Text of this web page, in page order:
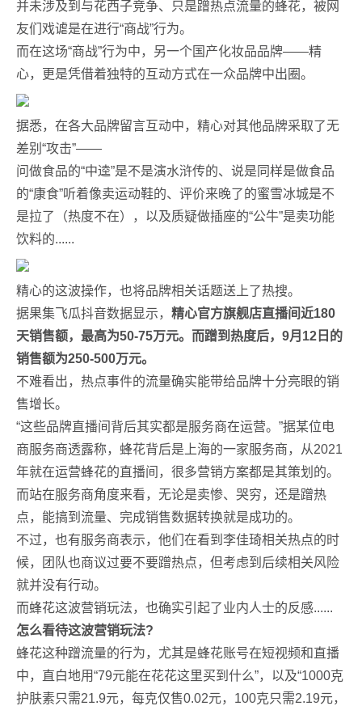
并未涉及到与花西子竞争、只是蹭热点流量的蜂花，被网
友们戏谑是在进行“商战”行为。
而在这场“商战”行为中，另一个国产化妆品品牌——精
心，更是凭借着独特的互动方式在一众品牌中出圈。
据悉，在各大品牌留言互动中，精心对其他品牌采取了无
差别“攻击”——
问做食品的“中逵”是不是演水浒传的、说是同样是做食品
的“康食”听着像卖运动鞋的、评价来晚了的蜜雪冰城是不
是拉了（热度不在），以及质疑做插座的“公牛”是卖功能
饮料的......
精心的这波操作，也将品牌相关话题送上了热搜。
据果集飞瓜抖音数据显示， 精心官方旗舰店直播间近180
天销售额，最高为50-75万元。而蹭到热度后，9月12日的
销售额为250-500万元。
不难看出，热点事件的流量确实能带给品牌十分亮眼的销
售增长。
“这些品牌直播间背后其实都是服务商在运营。”据某位电
商服务商透露称，蜂花背后是上海的一家服务商，从2021
年就在运营蜂花的直播间，很多营销方案都是其策划的。
而站在服务商角度来看，无论是卖惨、哭穷，还是蹭热
点，能搞到流量、完成销售数据转换就是成功的。
不过，也有服务商表示，他们在看到李佳琦相关热点的时
候，团队也商议过要不要蹭热点，但考虑到后续相关风险
就并没有行动。
而蜂花这波营销玩法，也确实引起了业内人士的反感......
怎么看待这波营销玩法?
蜂花这种蹭流量的行为，尤其是蜂花账号在短视频和直播
中，直白地用“79元能在花花这里买到什么”，以及“1000克
护肤素只需21.9元，每克仅售0.02元，100克只需2.19元，